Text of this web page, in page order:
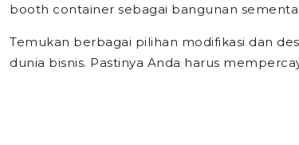
booth container sebagai bangunan
Temukan berbagai pilihan modifikasi dan
dunia bisnis. Pastinya Anda harus